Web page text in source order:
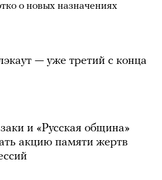
о новых назначениях
— уже третий с конца
и «Русская община»
акцию памяти жертв